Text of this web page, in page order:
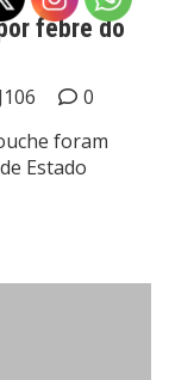
febre do
0
foram
Estado